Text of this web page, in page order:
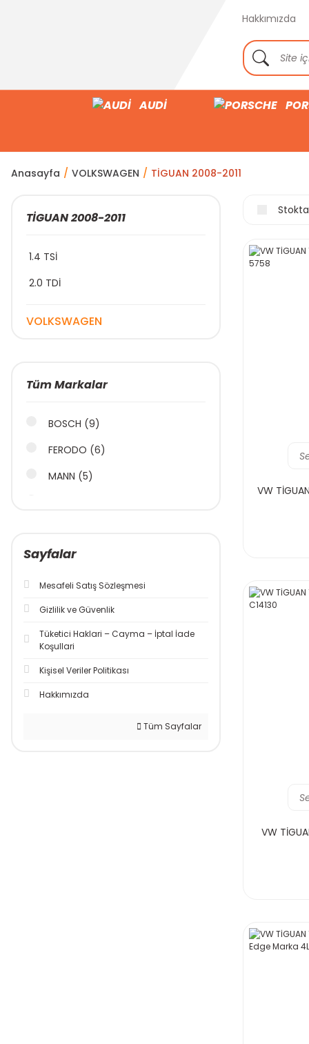
Hakkımızda
AUDİ
Anasayfa VOLKSWAGEN TİGUAN 2008-2011
TİGUAN 2008-2011
1.4 TSİ
2.0 TDİ
VOLKSWAGEN
Tüm Markalar
BOSCH (9)
FERODO (6)
MANN (5)
CONTİNENTAL (2)
TOTAL (2)
NGK (1)
Sayfalar
Mesafeli Satış Sözleşmesi
Gizlilik ve Güvenlik
Tüketici Haklari – Cayma – İptal İade
Koşullari
Kişisel Veriler Politikası
Hakkımızda
Tüm Sayfalar
VW
VW